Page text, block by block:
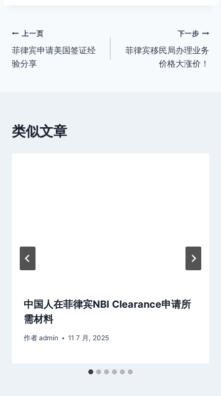
文
章
上一页
菲律宾申请美国签证经
验分享
下一步
菲律宾移民局办理业务
价格大涨价！
类似文章
中国人在菲律宾NBI Clearance申请所
需材料
作者admin 11 7 月, 2025